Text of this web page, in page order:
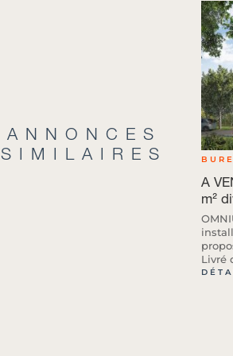
ANNONCES
SIMILAIRES
A
m²
Livré